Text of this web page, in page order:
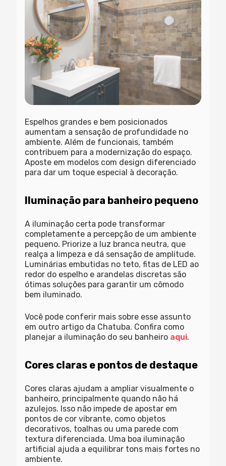
Espelhos grandes e bem posicionados
aumentam a sensação de profundidade no
ambiente. Além de funcionais, também
contribuem para a modernização do espaço.
Aposte em modelos com design diferenciado
para dar um toque especial à decoração.
Iluminação para banheiro pequeno
A iluminação certa pode transformar
completamente a percepção de um ambiente
pequeno. Priorize a luz branca neutra, que
realça a limpeza e dá sensação de amplitude.
Luminárias embutidas no teto, fitas de LED ao
redor do espelho e arandelas discretas são
ótimas soluções para garantir um cômodo
bem iluminado.
Você pode conferir mais sobre esse assunto
em outro artigo da Chatuba. Confira como
planejar a iluminação do seu banheiro aqui.
Cores claras e pontos de destaque
Cores claras ajudam a ampliar visualmente o
banheiro, principalmente quando não há
azulejos. Isso não impede de apostar em
pontos de cor vibrante, como objetos
decorativos, toalhas ou uma parede com
textura diferenciada. Uma boa iluminação
artificial ajuda a equilibrar tons mais fortes no
ambiente.